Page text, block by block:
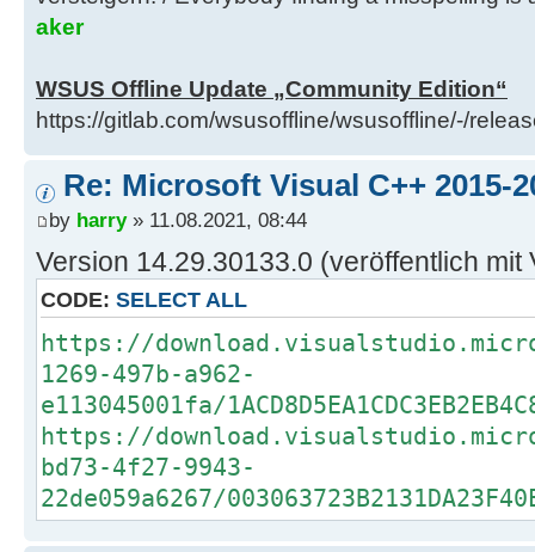
aker
WSUS Offline Update „Community Edition“
https://gitlab.com/wsusoffline/wsusoffline/-/
Re: Microsoft Visual C++ 2015-
by harry» 11.08.2021, 08:44
Version 14.29.30133.0 (veröffentlich mit
CODE: SELECT ALL
https://
1269-497b-a962-
e113045001fa/
https://
bd73-4f27-9943-
22de059a6267/